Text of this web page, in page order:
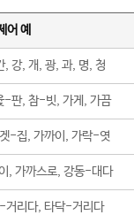
어 예
, 강, 개, 광, 과, 명, 청
-판, 참-빗, 가게, 가끔
-집, 가까이, 가락-엿
, 가까스로, 강동-대다
리다, 타닥-거리다